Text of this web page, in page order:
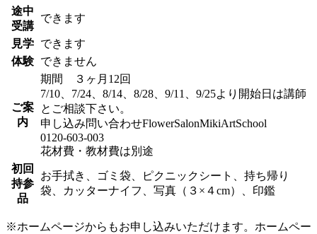
途中
受講
できます
見学 できます
体験 できません
ご案
内
期間 ３ヶ月12回
7/10、7/24、8/14、8/28、9/11、9/25より開始日は講師
とご相談下さい。
申し込み問い合わせFlowerSalonMikiArtSchool
0120-603-003
花材費・教材費は別途
初回
持参
品
お手拭き、ゴミ袋、ピクニックシート、持ち帰り
袋、カッターナイフ、写真（３×４cm）、印鑑
※ホームページからもお申し込みいただけます。ホームペー